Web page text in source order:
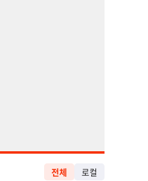
전체 로컬